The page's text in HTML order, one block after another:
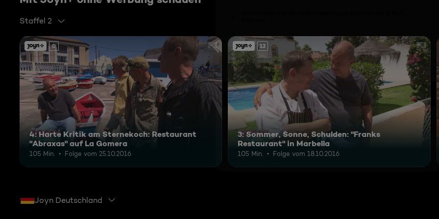
Staffel 2
0
4: Harte Kritik am Sternekoch: Restaurant
"Abraxas" auf La Gomera
105 Min. Folge vom 25.10.2016
12
3: Sommer, Sonne, Schulden: "Franks
Restaurant" in Marbella
105 Min. Folge vom 18.10.2016
Joyn Deutschland